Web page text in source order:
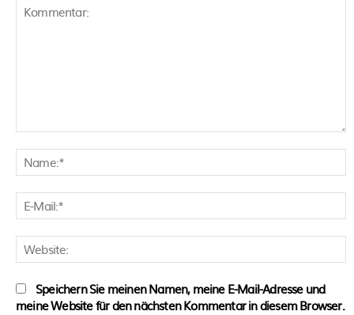
Speichern Sie meinen Namen, meine E-Mail-Adresse und
meine Website für den nächsten Kommentar in diesem Browser.